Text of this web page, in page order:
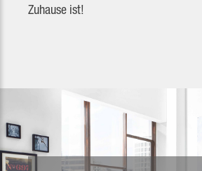
Zuhause ist!